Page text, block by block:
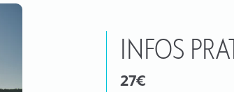
INFOS
27€